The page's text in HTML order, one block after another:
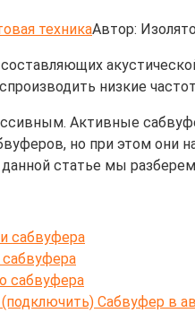
техникаАвтор:
составляющих
низкие
Активные
но при этом они
статье мы
сабвуфера
сабвуфера
Сабвуфер в